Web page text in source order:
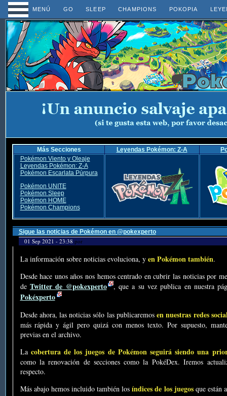
MENÚ GO SLEEP CHAMPIONS POKOPIA
Más Secciones Leyendas Pokémon: Z-A
Pokémon Viento y Oleaje
Leyendas Pokémon: Z-A
Pokémon Escarlata Púrpura
Pokémon UNITE
Pokémon Sleep
Pokémon HOME
Pokémon Champions
Sigue las noticias de Pokémon en @pokexperto
01 Sep 2021 - 23:38 por
La información sobre noticias evoluciona, y en Pokémon también.
Desde hace unos años nos hemos centrado en cubrir las noticias por
de Twitter de @pokexperto , que a su vez publica en nuestra
Pokéxperto
Desde ahora, las noticias sólo las publicaremosen nuestras redes
más rápida y ágil pero quizá con menos texto. Por supuesto,
previas en el archivo.
La cobertura de los juegos de Pokémon seguirá siendo una
como la renovación de secciones como la PokéDex. Iremos
respecto.
Más abajo hemos incluido también losíndices de los juegosque están